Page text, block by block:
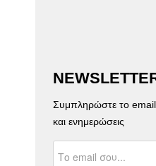
Συμπληρώστε το email
και ενημερώσεις